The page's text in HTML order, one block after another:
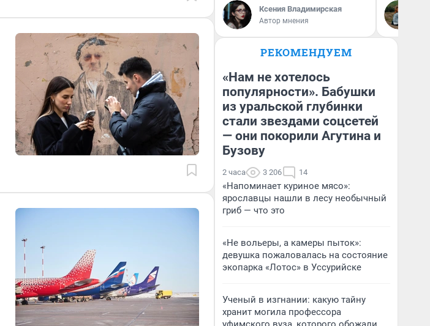
Ксения Владимирская
Автор мнения
РЕКОМЕНДУЕМ
«Нам не хотелось
популярности». Бабушки
из уральской глубинки
стали звездами соцсетей
— они покорили Агутина и
Бузову
2 часа 3 206 14
«Напоминает куриное мясо»:
ярославцы нашли в лесу необычный
гриб — что это
«Не вольеры, а камеры пыток»:
девушка пожаловалась на состояние
экопарка «Лотос» в Уссурийске
Ученый в изгнании: какую тайну
хранит могила профессора